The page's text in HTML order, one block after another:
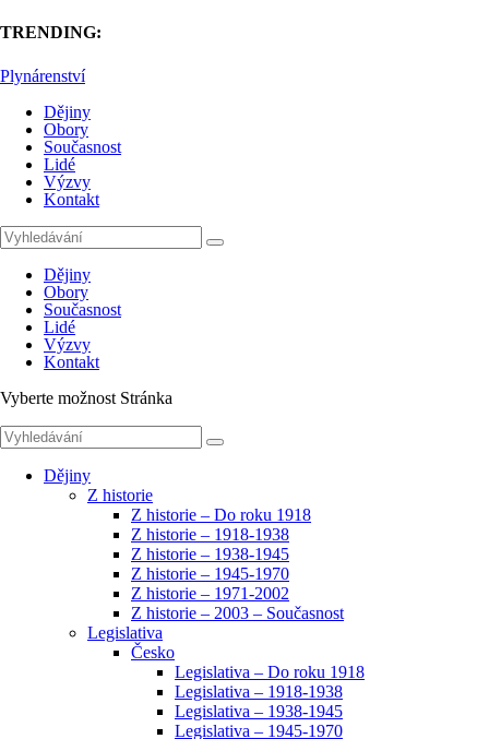
TRENDING:
Plynárenství
Dějiny
Obory
Současnost
Lidé
Výzvy
Kontakt
Dějiny
Obory
Současnost
Lidé
Výzvy
Kontakt
Vyberte možnost Stránka
Dějiny
Z historie
Z historie – Do roku 1918
Z historie – 1918-1938
Z historie – 1938-1945
Z historie – 1945-1970
Z historie – 1971-2002
Z historie – 2003 – Současnost
Legislativa
Česko
Legislativa – Do roku 1918
Legislativa – 1918-1938
Legislativa – 1938-1945
Legislativa – 1945-1970